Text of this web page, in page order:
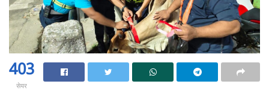
403
सेयर